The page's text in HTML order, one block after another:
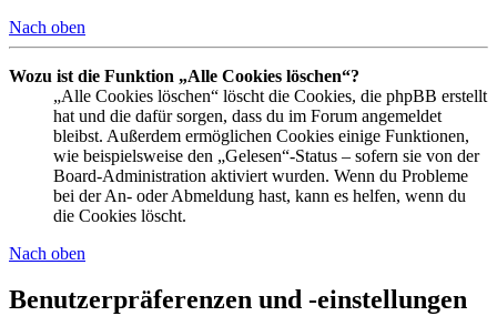
Nach oben
Wozu ist die Funktion „Alle Cookies löschen“?
„Alle Cookies löschen“ löscht die Cookies, die phpBB erstellt
hat und die dafür sorgen, dass du im Forum angemeldet
bleibst. Außerdem ermöglichen Cookies einige Funktionen,
wie beispielsweise den „Gelesen“-Status – sofern sie von der
Board-Administration aktiviert wurden. Wenn du Probleme
bei der An- oder Abmeldung hast, kann es helfen, wenn du
die Cookies löscht.
Nach oben
Benutzerpräferenzen und -einstellungen